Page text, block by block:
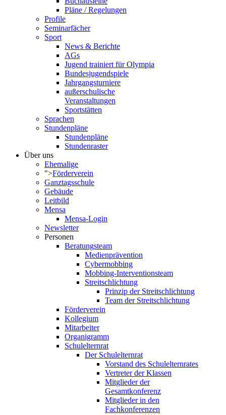
Pläne / Regelungen
Profile
Seminarfächer
Sport
News & Berichte
AGs
Jugend trainiert für Olympia
Bundesjugendspiele
Jahrgangsturniere
außerschulische
Veranstaltungen
Sportstätten
Sprachen
Stundenpläne
Stundenpläne
Stundenraster
Über uns
Ehemalige
">Förderverein
Ganztagsschule
Gebäude
Leitbild
Mensa
Mensa-Login
Newsletter
Personen
Beratungsteam
Medienprävention
Cybermobbing
Mobbing-Interventionsteam
Streitschlichtung
Prinzip der Streitschlichtung
Team der Streitschlichtung
Förderverein
Kollegium
Mitarbeiter
Organigramm
Schulelternrat
Der Schulelternrat
Vorstand des Schulelternrates
Vertreter der Klassen
Mitglieder der
Gesamtkonferenz
Mitglieder in den
Fachkonferenzen